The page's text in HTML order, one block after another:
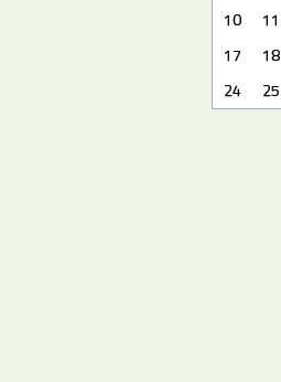
10
11
17
18
24
25